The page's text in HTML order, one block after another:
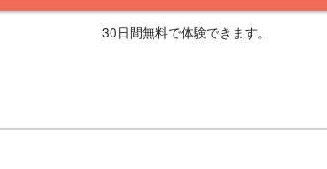
30日間無料で体験できます。